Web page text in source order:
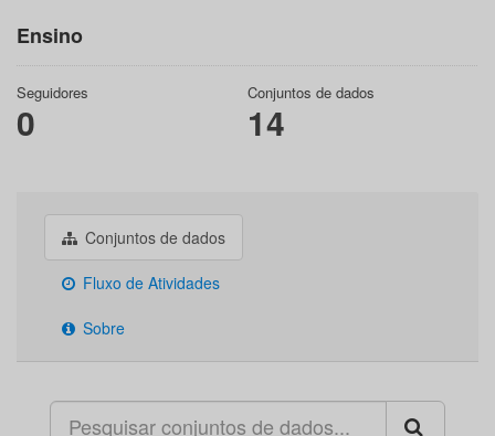
Ensino
Seguidores
0
Conjuntos de dados
14
Conjuntos de dados
Fluxo de Atividades
Sobre